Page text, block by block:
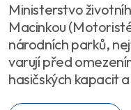
Ministerstvo
Macinkou
národních parků,
varují před
hasičských kapacit